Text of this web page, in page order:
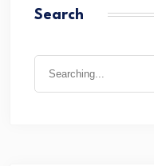
Search